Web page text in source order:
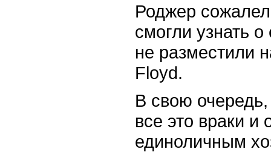
Роджер
смогли узнать о
не разместили
Floyd.
В свою
все это враки и
единоличным